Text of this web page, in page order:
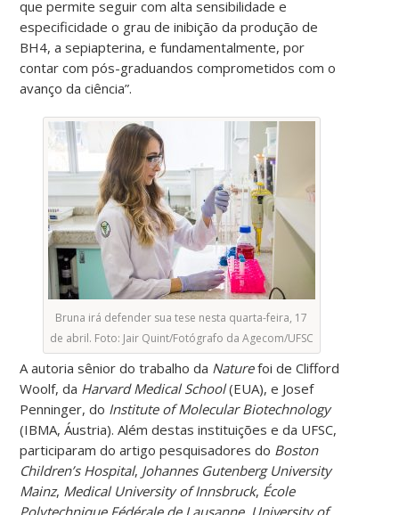
que permite seguir com alta sensibilidade e
especificidade o grau de inibição da produção de
BH4, a sepiapterina, e fundamentalmente, por
contar com pós-graduandos comprometidos com o
avanço da ciência”.
Bruna irá defender sua tese nesta quarta-feira, 17
de abril. Foto: Jair Quint/Fotógrafo da Agecom/UFSC
A autoria sênior do trabalho da Naturefoi de Clifford
Woolf, da Harvard Medical School(EUA), e Josef
Penninger, do Institute of Molecular Biotechnology
(IBMA, Áustria). Além destas instituições e da UFSC,
participaram do artigo pesquisadores do Boston
Children’s Hospital, Johannes Gutenberg University
Mainz, Medical University of Innsbruck, École
Polytechnique Fédérale de Lausanne, University of